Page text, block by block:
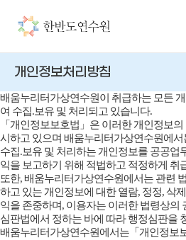
개인정보처리방침
배움누리터가상연수원이 취급하는 모든
여 수집.보유 및 처리되고 있습니다.
「개인정보보호법」은 이러한 개인정보
시하고 있으며 배움누리터가상연수원에
수집.보유 및 처리하는 개인정보를 공공업
익을 보고하기 위해 적법하고 적정하게 취
또한, 배움누리터가상연수원에서는 관련
하고 있는 개인정보에 대한 열람, 정정, 삭
익을 존중하며, 이용자는 이러한 법령상의
심판법에서 정하는 바에 따라 행정심판을
배움누리터가상연수원에서는「개인정보